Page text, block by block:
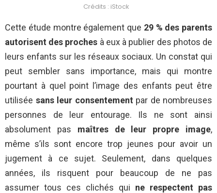
Crédits : iStock
Cette étude montre également que 29 % des parents
autorisent des proches à eux à publier des photos de
leurs enfants sur les réseaux sociaux. Un constat qui
peut sembler sans importance, mais qui montre
pourtant à quel point l’image des enfants peut être
utilisée sans leur consentement par de nombreuses
personnes de leur entourage. Ils ne sont ainsi
absolument pas maîtres de leur propre image,
même s’ils sont encore trop jeunes pour avoir un
jugement à ce sujet. Seulement, dans quelques
années, ils risquent pour beaucoup de ne pas
assumer tous ces clichés qui ne respectent pas